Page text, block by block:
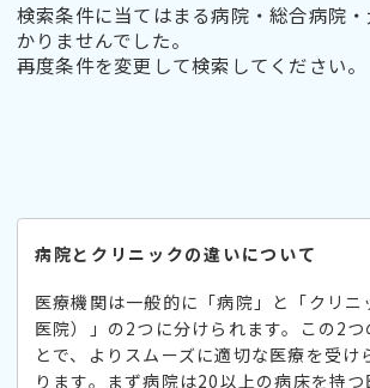
検索条件に当てはまる病院・総合病院
かりませんでした。
再度条件を変更して検索してください。
病院とクリニックの違いについて
医療機関は一般的に「病院」と「クリニ
医院）」の2つに分けられます。この2つ
とで、よりスムーズに適切な医療を受け
ります。まず病院は20以上の病床を持